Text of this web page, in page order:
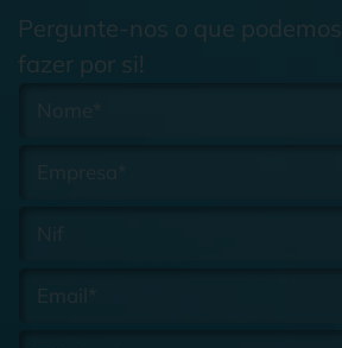
Pergunte-nos o que podemos
fazer por si!